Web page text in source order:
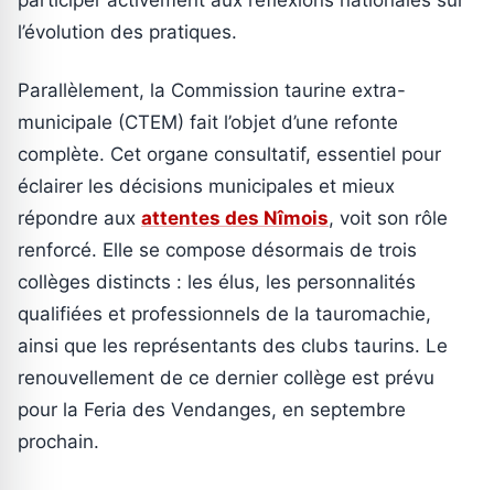
l’évolution des pratiques.
Parallèlement, la Commission taurine extra-
municipale (CTEM) fait l’objet d’une refonte
complète. Cet organe consultatif, essentiel pour
éclairer les décisions municipales et mieux
répondre aux attentes des Nîmois, voit son rôle
renforcé. Elle se compose désormais de trois
collèges distincts : les élus, les personnalités
qualifiées et professionnels de la tauromachie,
ainsi que les représentants des clubs taurins. Le
renouvellement de ce dernier collège est prévu
pour la Feria des Vendanges, en septembre
prochain.